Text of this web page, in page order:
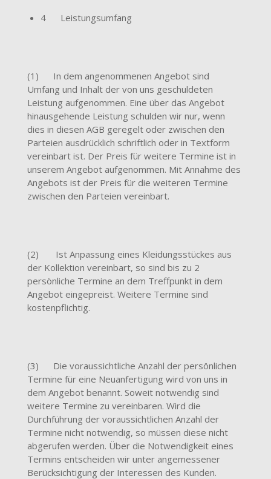
4 Leistungsumfang
(1) In dem angenommenen Angebot sind
Umfang und Inhalt der von uns geschuldeten
Leistung aufgenommen. Eine über das Angebot
hinausgehende Leistung schulden wir nur, wenn
dies in diesen AGB geregelt oder zwischen den
Parteien ausdrücklich schriftlich oder in Textform
vereinbart ist. Der Preis für weitere Termine ist in
unserem Angebot aufgenommen. Mit Annahme des
Angebots ist der Preis für die weiteren Termine
zwischen den Parteien vereinbart.
(2) Ist Anpassung eines Kleidungsstückes aus
der Kollektion vereinbart, so sind bis zu 2
persönliche Termine an dem Treffpunkt in dem
Angebot eingepreist. Weitere Termine sind
kostenpflichtig.
(3) Die voraussichtliche Anzahl der persönlichen
Termine für eine Neuanfertigung wird von uns in
dem Angebot benannt. Soweit notwendig sind
weitere Termine zu vereinbaren. Wird die
Durchführung der voraussichtlichen Anzahl der
Termine nicht notwendig, so müssen diese nicht
abgerufen werden. Über die Notwendigkeit eines
Termins entscheiden wir unter angemessener
Berücksichtigung der Interessen des Kunden.